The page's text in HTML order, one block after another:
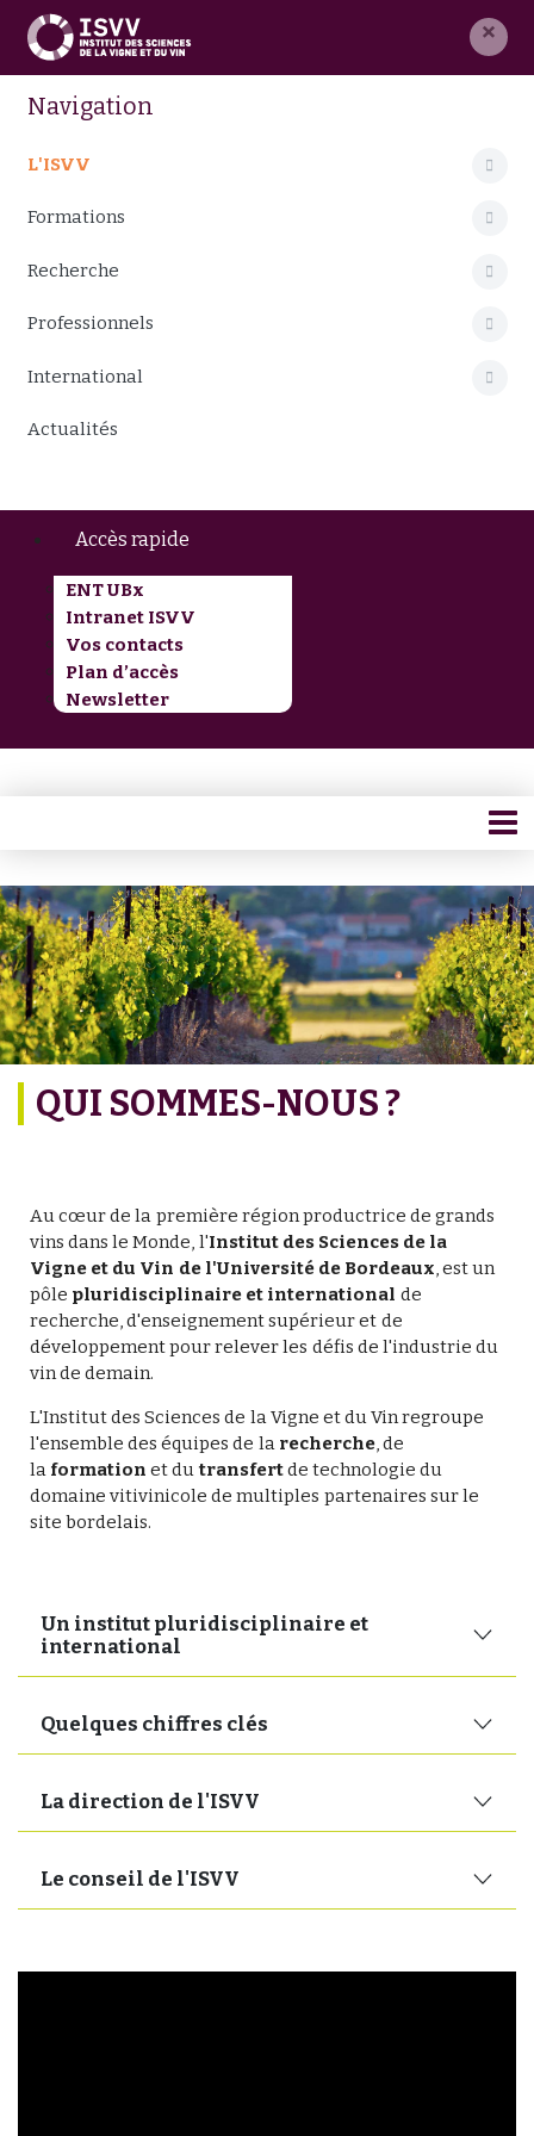
×
Navigation
L'ISVV
Formations
Recherche
Professionnels
International
Actualités
Accès rapide
ENT UBx
Intranet ISVV
Vos contacts
Plan d’accès
Newsletter
QUI SOMMES-NOUS ?
Au cœur de la première région productrice de grands
vins dans le Monde, l'Institut des Sciences de la
Vigne et du Vin de l'Université de Bordeaux, est un
pôle pluridisciplinaire et international de
recherche, d'enseignement supérieur et de
développement pour relever les défis de l'industrie du
vin de demain.
L'Institut des Sciences de la Vigne et du Vin regroupe
l'ensemble des équipes de la recherche, de
la formation et dutransfertde technologie du
domaine vitivinicole de multiples partenaires sur le
site bordelais.
Un institut pluridisciplinaire et
international
Quelques chiffres clés
La direction de l'ISVV
Le conseil de l'ISVV